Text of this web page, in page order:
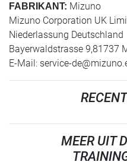
FABRIKANT: Mizuno
Mizuno Corporation UK
Niederlassung Deutschland
Bayerwaldstrasse 9,81737
E-Mail: service-
MEER UIT